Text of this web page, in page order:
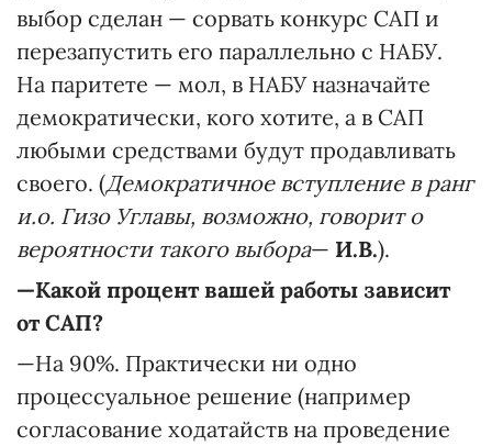
выбор сделан — сорвать конкурс САП и
перезапустить его параллельно с НАБУ.
На паритете — мол, в НАБУ назначайте
демократически, кого хотите, а в САП
любыми средствами будут продавливать
своего. (Демократичное вступление в ранг
и.о. Гизо Углавы, возможно, говорит о
вероятности такого выбора— И.В.).
—Какой процент вашей работы зависит
от САП?
—На 90%. Практически ни одно
процессуальное решение (например
согласование ходатайств на проведение